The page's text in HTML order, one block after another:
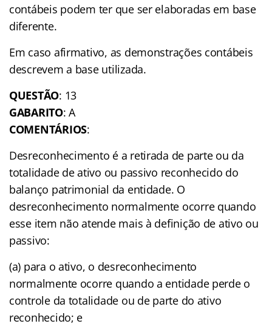
contábeis podem ter que ser elaboradas em base
diferente.
Em caso afirmativo, as demonstrações contábeis
descrevem a base utilizada.
QUESTÃO: 13
GABARITO: A
COMENTÁRIOS:
Desreconhecimento é a retirada de parte ou da
totalidade de ativo ou passivo reconhecido do
balanço patrimonial da entidade. O
desreconhecimento normalmente ocorre quando
esse item não atende mais à definição de ativo ou
passivo:
(a) para o ativo, o desreconhecimento
normalmente ocorre quando a entidade perde o
controle da totalidade ou de parte do ativo
reconhecido; e